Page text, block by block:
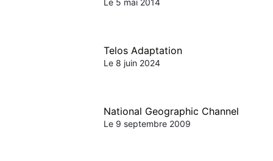
Le 5 mai 2014
Telos Adaptation
Le 8 juin 2024
National Geographic Channel
Le 9 septembre 2009